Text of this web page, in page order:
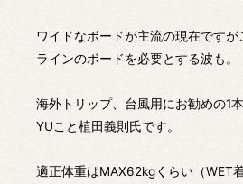
ワイドなボードが主流の現在ですが
ラインのボードを必要とする波も。
海外トリップ、台風用にお勧めの1
YUこと植田義則氏です。
適正体重はMAX62kgくらい（WET着